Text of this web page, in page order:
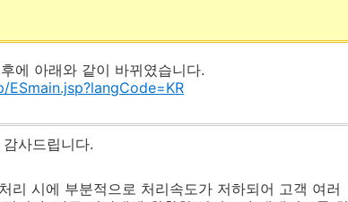
에 아래와 같이 바뀌였습니다.
사드립니다.
리 시에 부분적으로 처리속도가 저하되어 고객 여러